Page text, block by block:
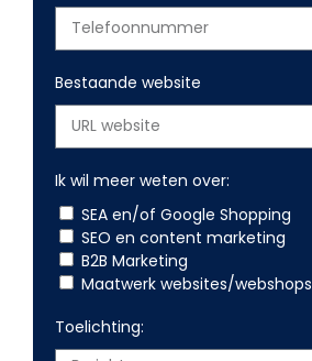
Bestaande website
Ik wil meer weten over:
SEA en/of Google Shopping
SEO en content marketing
B2B Marketing
Maatwerk websites/webshops
Toelichting: